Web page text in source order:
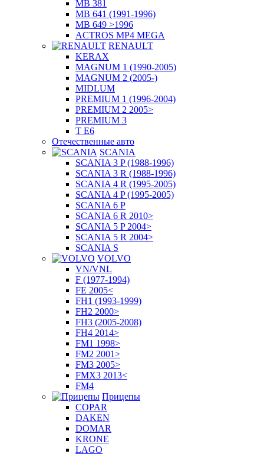
MB 381
MB 641 (1991-1996)
MB 649 >1996
ACTROS MP4 MEGA
RENAULT
KERAX
MAGNUM 1 (1990-2005)
MAGNUM 2 (2005-)
MIDLUM
PREMIUM 1 (1996-2004)
PREMIUM 2 2005>
PREMIUM 3
T E6
Отечественные авто
SCANIA
SCANIA 3 P (1988-1996)
SCANIA 3 R (1988-1996)
SCANIA 4 R (1995-2005)
SCANIA 4 P (1995-2005)
SCANIA 6 P
SCANIA 6 R 2010>
SCANIA 5 P 2004>
SCANIA 5 R 2004>
SCANIA S
VOLVO
VN/VNL
F (1977-1994)
FE 2005<
FH1 (1993-1999)
FH2 2000>
FH3 (2005-2008)
FH4 2014>
FM1 1998>
FM2 2001>
FM3 2005>
FMX3 2013<
FM4
Прицепы
COPAR
DAKEN
DOMAR
KRONE
LAGO